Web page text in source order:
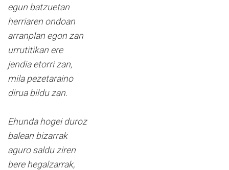
egun batzuetan
herriaren ondoan
arranplan egon zan
urrutitikan ere
jendia etorri zan,
mila pezetaraino
dirua bildu zan.
Ehunda hogei duroz
balean bizarrak
aguro saldu ziren
bere hegalzarrak,